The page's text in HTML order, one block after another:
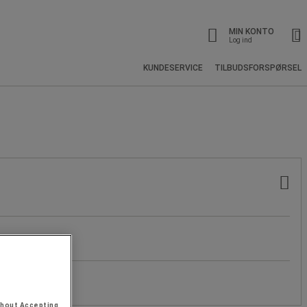
MIN KONTO
Log ind
KUNDESERVICE TILBUDSFORSPØRSEL
Accepting